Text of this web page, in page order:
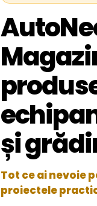
și
Tot ce ai nevoie
proiectele